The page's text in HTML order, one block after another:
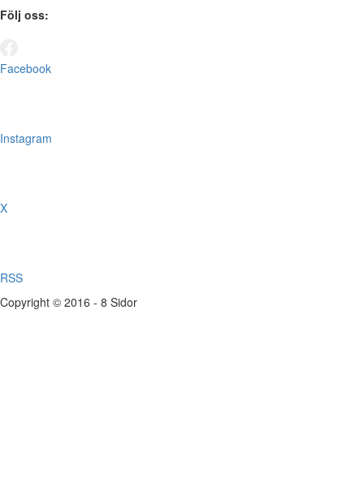
Följ oss:
Facebook
Instagram
X
RSS
Copyright © 2016 - 8 Sidor